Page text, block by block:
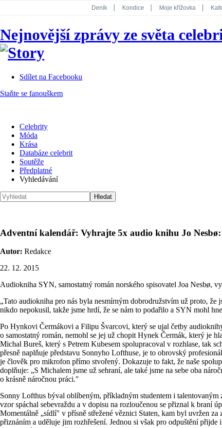
Deník Kondice Moje křížovka Kafe
Koktejl
Nejnovější zprávy ze světa
Sdílet na Facebooku
Staňte se fanouškem
Celebrity
Móda
Krása
Databáze celebrit
Soutěže
Předplatné
Vyhledávání
Adventní kalendář: Vyhrajte 5x audio knihu Jo
Autor: Redakce
22. 12. 2015
Audiokniha SYN, samostatný román norského spisovatel Joa Nesbø,
„Tato audiokniha pro nás byla nesmírným dobrodružstvím už proto,
nikdo nepokusil, takže jsme hrdí, že se nám to podařilo a SYN mohl
Po Hynkovi Čermákovi a Filipu Švarcovi, který se ujal četby
o samostatný román, nemohl se jej už chopit Hynek Čermák, který je
Michal Bureš, který s Petrem Kubesem spolupracoval v rozhlase, tak
přesně naplňuje představu Sonnyho Lofthuse, je to obrovský
je člověk pro mikrofon přímo stvořený. Dokazuje to fakt, že naše
doplňuje: „S Michalem jsme už sehraní, ale také jsme na sebe oba
o krásně náročnou práci."
Sonny Lofthus býval oblíbeným, příkladným studentem i
vzor spáchal sebevraždu a v dopisu na rozloučenou se přiznal k braní
Momentálně „sídlí" v přísně střežené věznici Staten, kam byl uvržen
přiznáním a uděluje jim rozhřešení. Jednou si však pro odpuštění